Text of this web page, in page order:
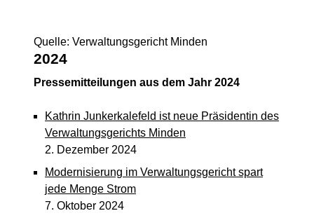
Quelle: Verwaltungsgericht Minden
2024
Pressemitteilungen aus dem Jahr 2024
Kathrin Junkerkalefeld ist neue Präsidentin des
Verwaltungsgerichts Minden
2. Dezember 2024
Modernisierung im Verwaltungsgericht spart
jede Menge Strom
7. Oktober 2024